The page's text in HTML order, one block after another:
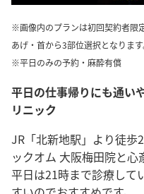
※画像内のプランは初回契約者限
あげ・首から3部位選択となります
※平日のみの予約・麻酔有償
平日の仕事帰りにも通い
リニック
JR「北新地駅」より徒歩
ックオム 大阪梅田院と
平日は21時まで診療して